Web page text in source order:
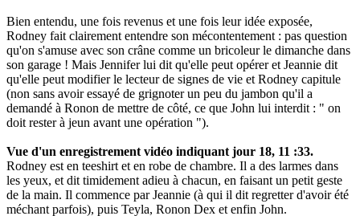
Bien entendu, une fois revenus et une fois leur idée exposée,
Rodney fait clairement entendre son mécontentement : pas question
qu'on s'amuse avec son crâne comme un bricoleur le dimanche dans
son garage ! Mais Jennifer lui dit qu'elle peut opérer et Jeannie dit
qu'elle peut modifier le lecteur de signes de vie et Rodney capitule
(non sans avoir essayé de grignoter un peu du jambon qu'il a
demandé à Ronon de mettre de côté, ce que John lui interdit : " on
doit rester à jeun avant une opération ").
Vue d'un enregistrement vidéo indiquant jour 18, 11 :33.
Rodney est en teeshirt et en robe de chambre. Il a des larmes dans
les yeux, et dit timidement adieu à chacun, en faisant un petit geste
de la main. Il commence par Jeannie (à qui il dit regretter d'avoir été
méchant parfois), puis Teyla, Ronon Dex et enfin John.